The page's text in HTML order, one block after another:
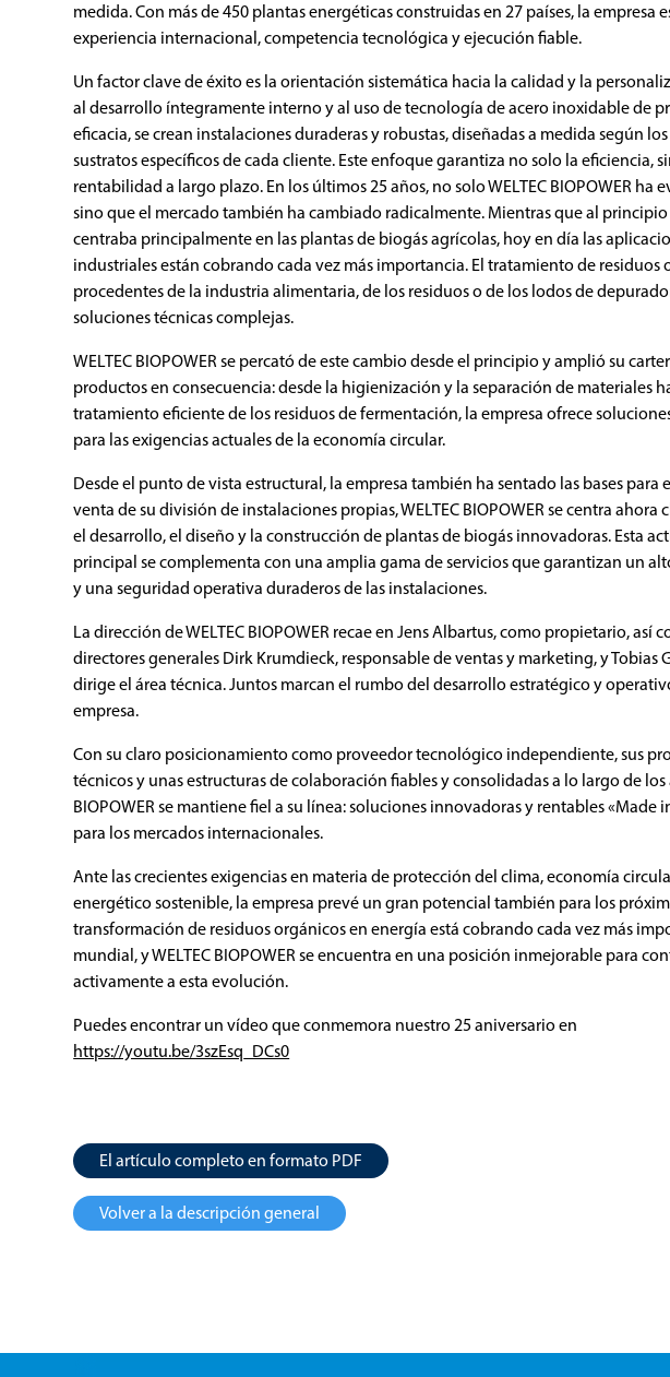
medida. Con más de 450 plantas energéticas construidas en 27 países, la empresa
experiencia internacional, competencia tecnológica y ejecución fiable.
Un factor clave de éxito es la orientación sistemática hacia la calidad y la
al desarrollo íntegramente interno y al uso de tecnología de acero inoxidable de
eficacia, se crean instalaciones duraderas y robustas, diseñadas a medida según
sustratos específicos de cada cliente. Este enfoque garantiza no solo la eficiencia,
rentabilidad a largo plazo. En los últimos 25 años, no solo WELTEC BIOPOWER ha
sino que el mercado también ha cambiado radicalmente. Mientras que al
centraba principalmente en las plantas de biogás agrícolas, hoy en día las
industriales están cobrando cada vez más importancia. El tratamiento de residuos
procedentes de la industria alimentaria, de los residuos o de los lodos de
soluciones técnicas complejas.
WELTEC BIOPOWER se percató de este cambio desde el principio y amplió su
productos en consecuencia: desde la higienización y la separación de materiales
tratamiento eficiente de los residuos de fermentación, la empresa ofrece
para las exigencias actuales de la economía circular.
Desde el punto de vista estructural, la empresa también ha sentado las bases para
venta de su división de instalaciones propias, WELTEC BIOPOWER se centra ahora
el desarrollo, el diseño y la construcción de plantas de biogás innovadoras. Esta
principal se complementa con una amplia gama de servicios que garantizan un
y una seguridad operativa duraderos de las instalaciones.
La dirección de WELTEC BIOPOWER recae en Jens Albartus, como propietario, así
directores generales Dirk Krumdieck, responsable de ventas y marketing, y Tobias
dirige el área técnica. Juntos marcan el rumbo del desarrollo estratégico y
empresa.
Con su claro posicionamiento como proveedor tecnológico independiente, sus
técnicos y unas estructuras de colaboración fiables y consolidadas a lo largo de los
BIOPOWER se mantiene fiel a su línea: soluciones innovadoras y rentables «Made
para los mercados internacionales.
Ante las crecientes exigencias en materia de protección del clima, economía
energético sostenible, la empresa prevé un gran potencial también para los
transformación de residuos orgánicos en energía está cobrando cada vez más
mundial, y WELTEC BIOPOWER se encuentra en una posición inmejorable para
activamente a esta evolución.
Puedes encontrar un vídeo que conmemora nuestro 25 aniversario en
https://youtu.be/3szEsq_DCs0
El artículo completo en formato PDF
Volver a la descripción general